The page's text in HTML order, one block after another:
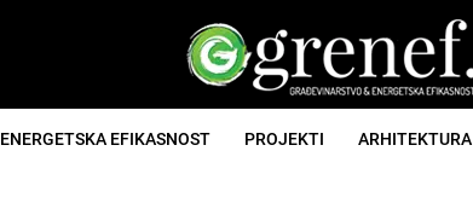
ENERGETSKA EFIKASNOST PROJEKTI ARHITEKTURA